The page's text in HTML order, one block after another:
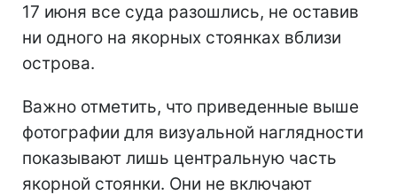
17 июня все суда разошлись, не оставив
ни одного на якорных стоянках вблизи
острова.
Важно отметить, что приведенные выше
фотографии для визуальной наглядности
показывают лишь центральную часть
якорной стоянки. Они не включают